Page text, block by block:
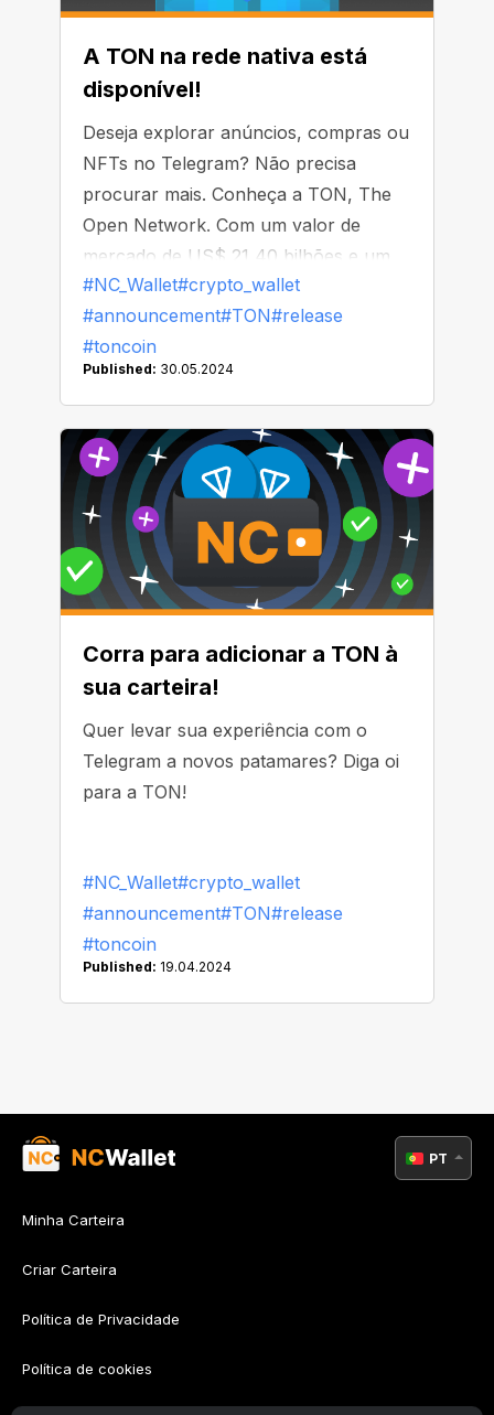
A TON na rede nativa está
disponível!
Deseja explorar anúncios, compras ou
NFTs no Telegram? Não precisa
procurar mais. Conheça a TON, The
Open Network. Com um valor de
mercado de US$ 21,40 bilhões e um
volume de negociação de US$ 206
milhões, a TON oferece a capacidade
de fazer de tudo enquanto sua moeda
cresce. Portanto, adicione a TON à
sua NC Wallet e aproveite todas as
vantagens!
#NC_Wallet#crypto_wallet
#announcement#TON#release
#toncoin
Published: 30.05.2024
Corra para adicionar a TON à
sua carteira!
Quer levar sua experiência com o
Telegram a novos patamares? Diga oi
para a TON!
#NC_Wallet#crypto_wallet
#announcement#TON#release
#toncoin
Published: 19.04.2024
Minha Carteira
Criar Carteira
Política de Privacidade
Política de cookies
PT